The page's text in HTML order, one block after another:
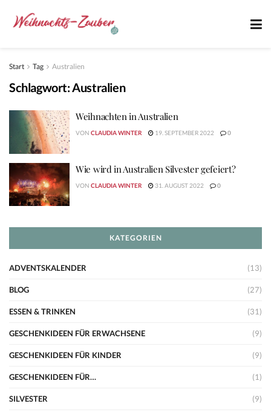
Start Tag Australien
Schlagwort:Australien
Weihnachten in Australien
VON CLAUDIA WINTER 19. SEPTEMBER 2022 0
Wie wird in Australien Silvester gefeiert?
VON CLAUDIA WINTER 31. AUGUST 2022 0
KATEGORIEN
ADVENTSKALENDER (13)
BLOG (27)
ESSEN & TRINKEN (31)
GESCHENKIDEEN FÜR ERWACHSENE (9)
GESCHENKIDEEN FÜR KINDER (9)
GESCHENKIDEEN FÜR… (1)
SILVESTER (9)